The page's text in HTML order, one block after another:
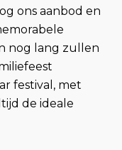
ons aanbod en
nog lang zullen
festival, met
de ideale